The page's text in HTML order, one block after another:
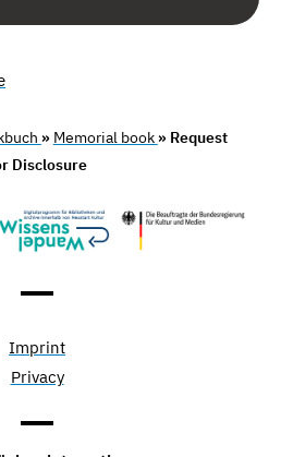
» Memorial book » Request
Disclosure
Imprint
Privacy